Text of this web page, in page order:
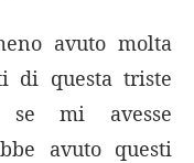
avuto molta
di questa triste
se mi avesse
avuto questi